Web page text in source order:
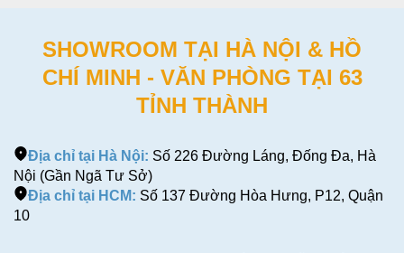
SHOWROOM TẠI HÀ NỘI & HỒ
CHÍ MINH - VĂN PHÒNG TẠI 63
TỈNH THÀNH
Địa chỉ tại Hà Nội: Số 226 Đường Láng, Đống Đa, Hà
Nội (Gần Ngã Tư Sở)
Địa chỉ tại HCM: Số 137 Đường Hòa Hưng, P12, Quận
10